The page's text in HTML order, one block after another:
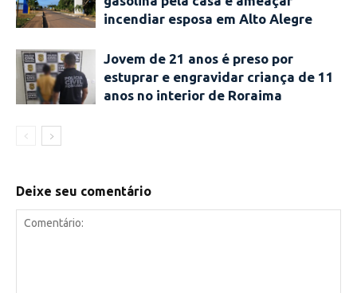
incendiar esposa em Alto Alegre
Jovem de 21 anos é preso por
estuprar e engravidar criança de 11
anos no interior de Roraima
Deixe seu comentário